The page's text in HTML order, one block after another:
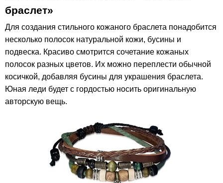
браслет»
Для создания стильного кожаного браслета понадобится
несколько полосок натуральной кожи, бусины и
подвеска. Красиво смотрится сочетание кожаных
полосок разных цветов. Их можно переплести обычной
косичкой, добавляя бусины для украшения браслета.
Юная леди будет с гордостью носить оригинальную
авторскую вещь.